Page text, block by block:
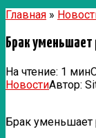
Главная »
Брак
На чтение: 1 мин
НовостиАвтор:
Брак уменьшает